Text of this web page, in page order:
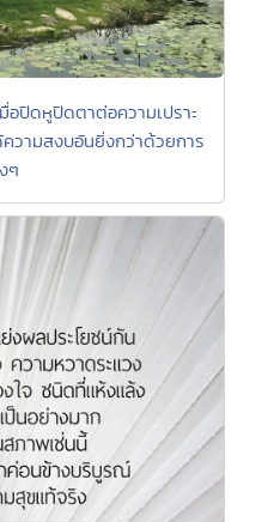
อปิดหูปิดตาต่อความเปราะ
วามสงบอันยิ่งกว่าด้วยการ
ๆ